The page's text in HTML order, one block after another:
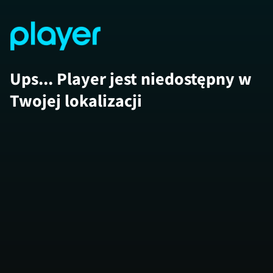
Ups... Player jest niedostępny w
Twojej lokalizacji